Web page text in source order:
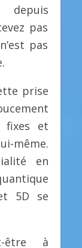
depuis
pas
pas
prise
fixes et
même.
en
5D se
être à